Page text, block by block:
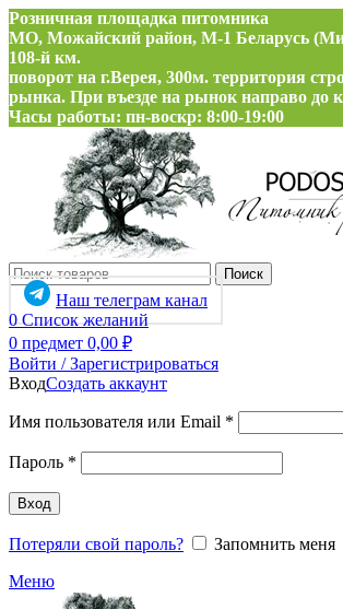
Розничная площадка питомника
МО, Можайский район, М-1 Беларусь
108-й км.
поворот на г.Верея, 300м. территория
рынка. При въезде на рынок направо до
Часы работы: пн-воскр: 8:00-19:00
Поиск
Наш телеграм канал
0 Список желаний
0 предмет 0,00 ₽
Войти / Зарегистрироваться
ВходСоздать аккаунт
Имя пользователя или Email *
Пароль *
Вход
Потеряли свой пароль?
Запомнить меня
Меню